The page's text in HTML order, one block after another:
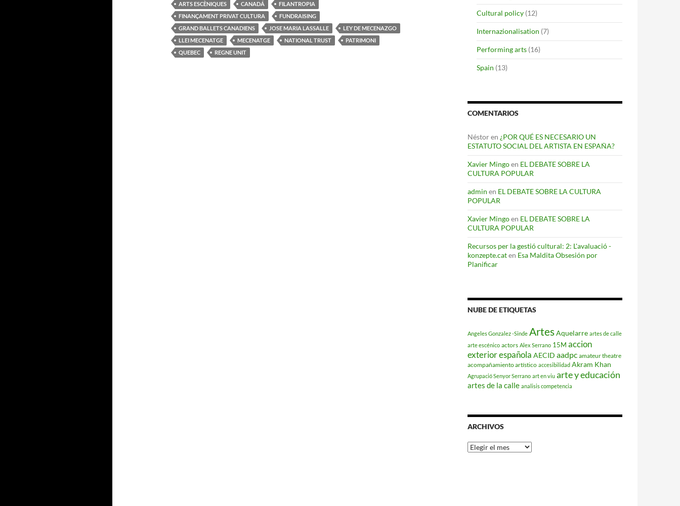
ARTS ESCÈNIQUES CANADÁ
FILANTROPIA
FINANÇAMENT PRIVAT CULTURA
FUNDRAISING
GRAND BALLETS CANADIENS
JOSE MARIA LASSALLE
LEY DE MECENAZGO
LLEI MECENATGE
MECENATGE NATIONAL TRUST
PATRIMONI
QUEBEC
REGNE UNIT
Cultural policy (12)
Internazionalisation (7)
Performing arts (16)
Spain (13)
COMENTARIOS
Néstoren ¿POR QUÉ ES NECESARIO UN
ESTATUTO SOCIAL DEL ARTISTA EN ESPAÑA?
Xavier Mingoen EL DEBATE SOBRE LA
CULTURA POPULAR
admin en EL DEBATE SOBRE LA CULTURA
POPULAR
Xavier Mingoen EL DEBATE SOBRE LA
CULTURA POPULAR
Recursos per la gestió cultural: 2: L'avaluació -
konzepte.caten Esa Maldita Obsesión por
Planificar
NUBE DE ETIQUETAS
Angeles Gonzalez -Sinde ArtesAquelarre artes de calle
arte escénico actors Alex Serrano 15M accion
exterior española AECID aadpc amateur theatre
acompañamiento artístico accesibilidad Akram Khan
Agrupació Senyor Serrano art en viu arte y educación
artes de la calle analisis competencia
ARCHIVOS
Archivos